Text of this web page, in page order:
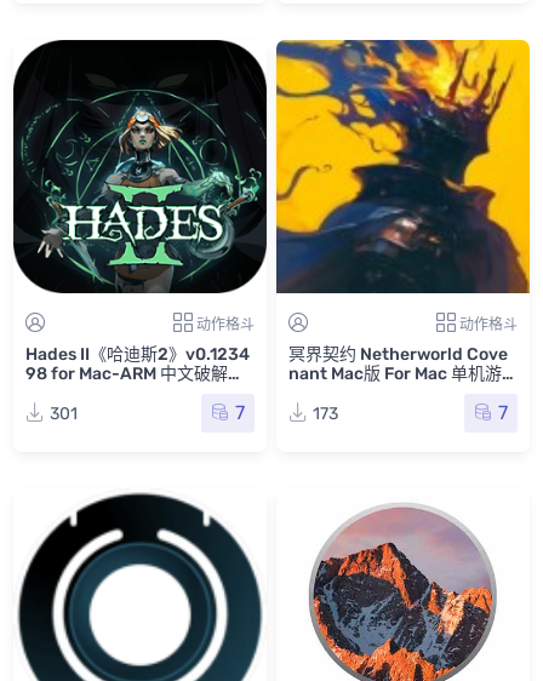
动作格斗
Hades II《哈迪斯2》v0.1234
98 for Mac-ARM 中文破解版
301
7
动作格斗
冥界契约 Netherworld Cove
nant Mac版 For Mac 单机游
173
7